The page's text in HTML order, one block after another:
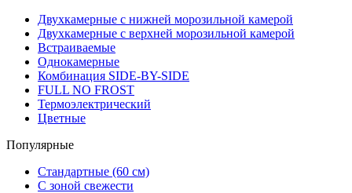
Двухкамерные с нижней морозильной камерой
Двухкамерные с верхней морозильной камерой
Встраиваемые
Однокамерные
Комбинация SIDE-BY-SIDE
FULL NO FROST
Термоэлектрический
Цветные
Популярные
Стандартные (60 см)
С зоной свежести